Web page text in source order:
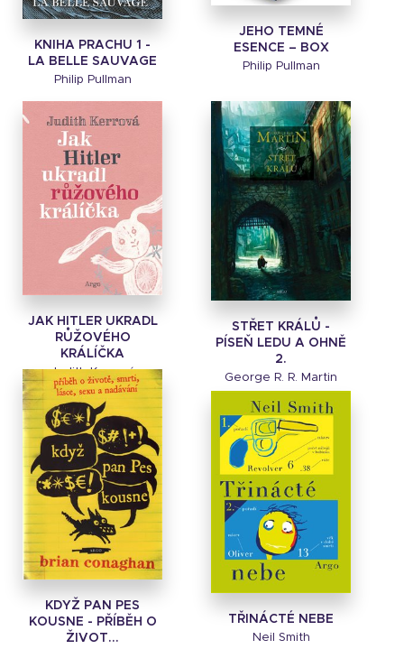
KNIHA PRACHU 1 -
LA BELLE SAUVAGE
Philip Pullman
JEHO TEMNÉ
ESENCE – BOX
Philip Pullman
JAK HITLER UKRADL
RŮŽOVÉHO
KRÁLÍČKA
Judith Kerrová
STŘET KRÁLŮ -
PÍSEŇ LEDU A OHNĚ
2.
George R. R. Martin
KDYŽ PAN PES
KOUSNE - PŘÍBĚH O
ŽIVOT...
TŘINÁCTÉ NEBE
Neil Smith